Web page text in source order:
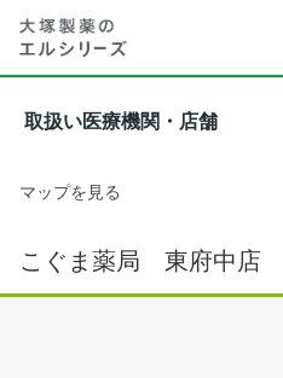
取扱い医療機関・店舗
マップを見る
こぐま薬局 東府中店